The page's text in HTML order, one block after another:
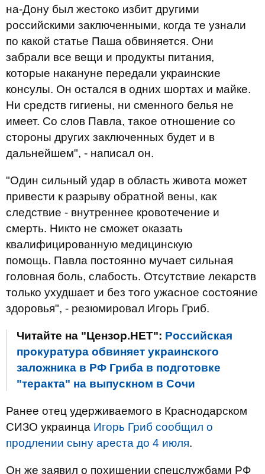
на-Дону был жестоко избит другими
российскими заключенными, когда те узнали
по какой статье Паша обвиняется. Они
забрали все вещи и продукты питания,
которые накануне передали украинские
консулы. Он остался в одних шортах и майке.
Ни средств гигиены, ни сменного белья не
имеет. Со слов Павла, такое отношение со
стороны других заключенных будет и в
дальнейшем", - написал он.
"Один сильный удар в область живота может
привести к разрыву обратной вены, как
следствие - внутреннее кровотечение и
смерть. Никто не сможет оказать
квалифицированную медицинскую
помощь. Павла постоянно мучает сильная
головная боль, слабость. Отсутствие лекарств
только ухудшает и без того ужасное состояние
здоровья", - резюмировал Игорь Гриб.
Читайте на "Цензор.НЕТ": Российская
прокуратура обвиняет украинского
заложника в РФ Гриба в подготовке
"теракта" на выпускном в Сочи
Ранее отец удерживаемого в Краснодарском
СИЗО украинца Игорь Гриб сообщил о
продлении сыну ареста до 4 июля.
Он же заявил о похищении спецслужбами РФ